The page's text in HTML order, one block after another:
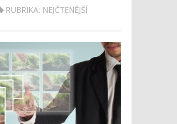
RUBRIKA: NEJČTENĚJŠÍ